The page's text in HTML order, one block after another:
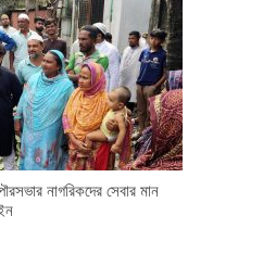
নাগরিকদের সেবার মান